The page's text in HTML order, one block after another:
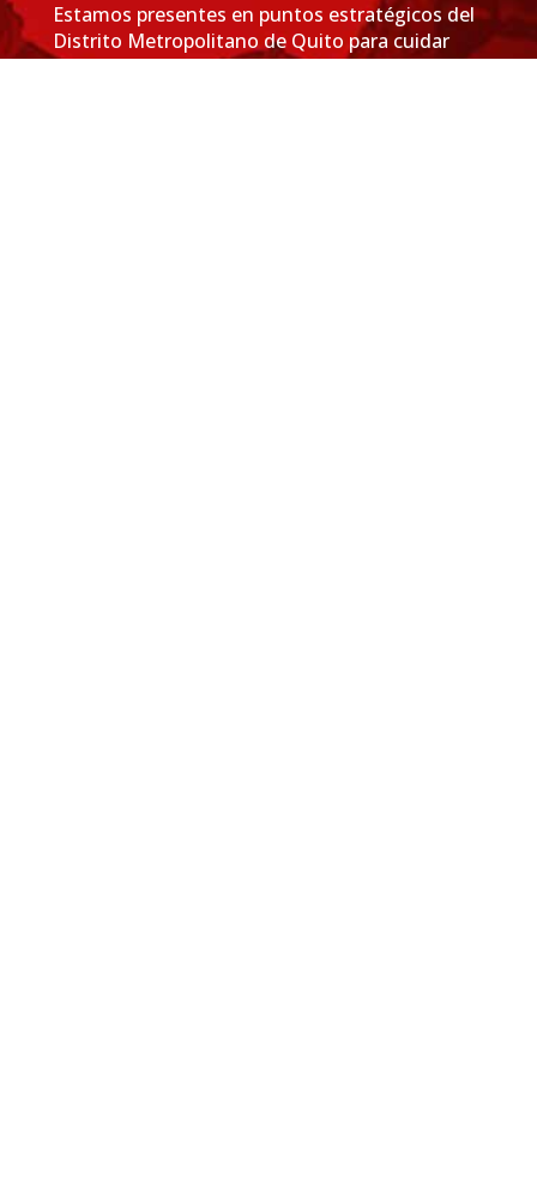
Estamos presentes en puntos estratégicos del
Distrito Metropolitano de Quito para cuidar
siempre de ti.